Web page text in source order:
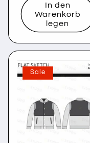
In den
Warenkorb
legen
Sale